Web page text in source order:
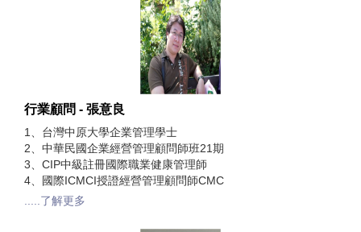
行業顧問 - 張意良
1、台灣中原大學企業管理學士
2、中華民國企業經營管理顧問師班21期
3、CIP中級註冊國際職業健康管理師
4、國際ICMCI授證經營管理顧問師CMC
.....了解更多